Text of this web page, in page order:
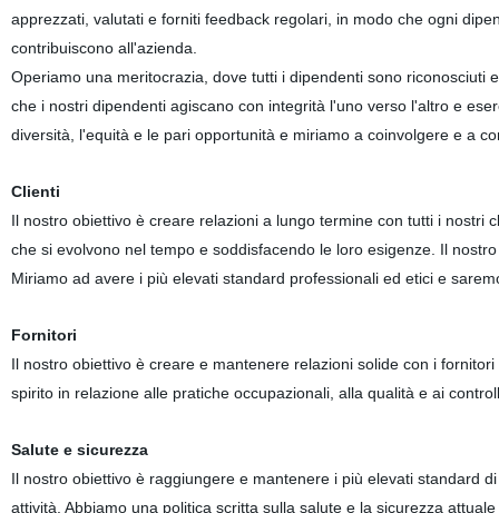
apprezzati, valutati e forniti feedback regolari, in modo che ogni
contribuiscono all'azienda.
Operiamo una meritocrazia, dove tutti i dipendenti sono
che i nostri dipendenti agiscano con integrità l'uno verso l'altro e
diversità, l'equità e le pari opportunità e miriamo a coinvolgere e a
Clienti
Il nostro obiettivo è creare relazioni a lungo termine con tutti i nostri
che si evolvono nel tempo e soddisfacendo le loro esigenze. Il
Miriamo ad avere i più elevati standard professionali ed etici e
Fornitori
Il nostro obiettivo è creare e mantenere relazioni solide con i
spirito in relazione alle pratiche occupazionali, alla qualità e ai
Salute e sicurezza
Il nostro obiettivo è raggiungere e mantenere i più elevati standard
attività. Abbiamo una politica scritta sulla salute e la sicurezza